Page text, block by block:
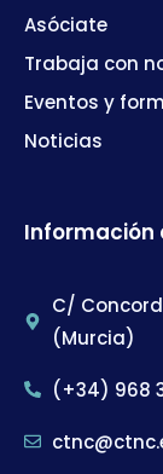
Asóciate
Trabaja con
Eventos y
Noticias
C/
(Murcia)
(+34) 968